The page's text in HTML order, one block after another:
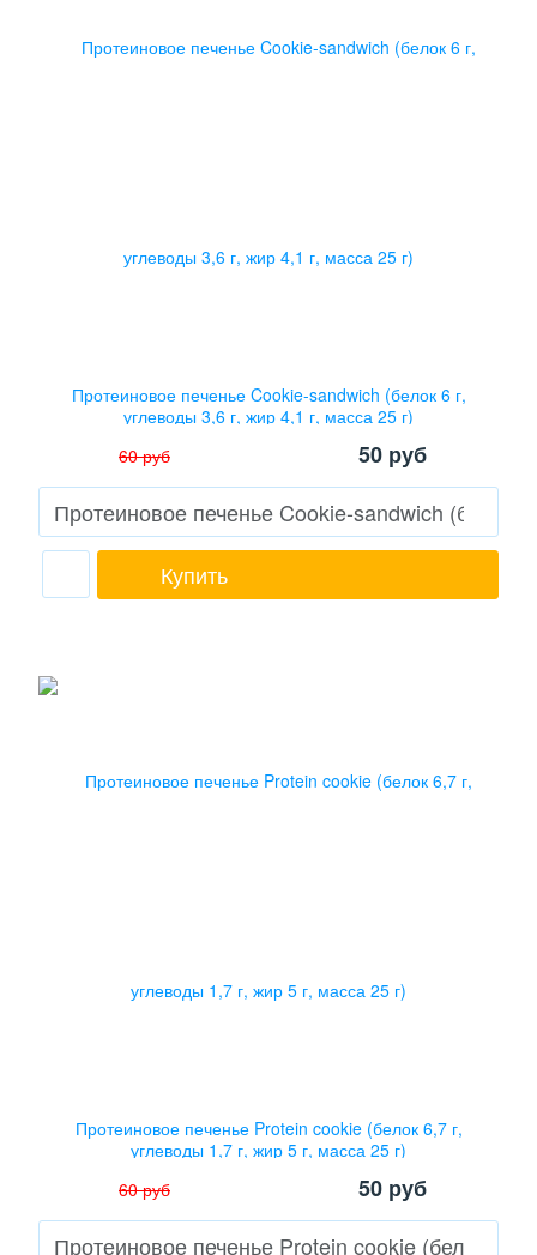
Протеиновое печенье Cookie-sandwich (белок 6 г,
углеводы 3,6 г, жир 4,1 г, масса 25 г)
60руб 50 руб
Купить
Протеиновое печенье Protein cookie (белок 6,7 г,
углеводы 1,7 г, жир 5 г, масса 25 г)
60руб 50 руб